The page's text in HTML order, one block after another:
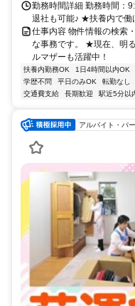
勤務時間詳細 勤務時間：
退社も可能♪ ★扶養内で働
仕事内容 物件情報の検索
な事務です。 ★現在、明
ルマザーも活躍中！
扶養内勤務OK 1日4時間以内OK
学歴不問
平日のみOK 転勤なし
交通費支給
長期歓迎 駅近5分以
アルバイト・パ